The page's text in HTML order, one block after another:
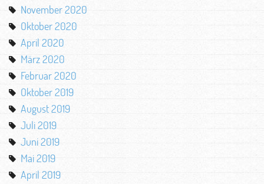
November 2020
Oktober 2020
April 2020
März 2020
Februar 2020
Oktober 2019
August 2019
Juli 2019
Juni 2019
Mai 2019
April 2019